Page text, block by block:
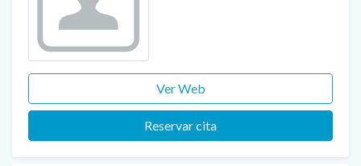
Ver Web
Reservar cita